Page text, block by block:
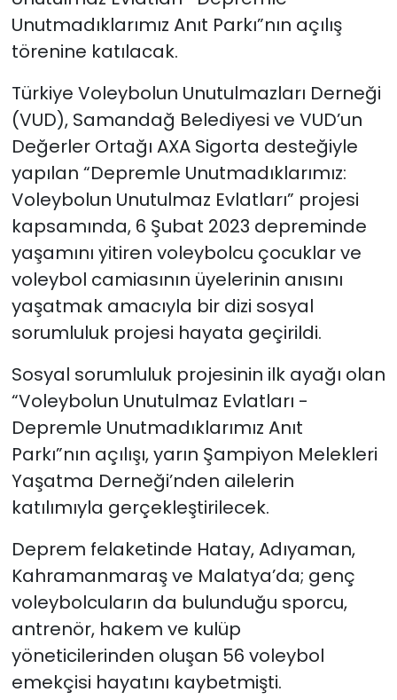
Unutmadıklarımız Anıt Parkı”nın açılış
törenine katılacak.
Türkiye Voleybolun Unutulmazları Derneği
(VUD), Samandağ Belediyesi ve VUD’un
Değerler Ortağı AXA Sigorta desteğiyle
yapılan “Depremle Unutmadıklarımız:
Voleybolun Unutulmaz Evlatları” projesi
kapsamında, 6 Şubat 2023 depreminde
yaşamını yitiren voleybolcu çocuklar ve
voleybol camiasının üyelerinin anısını
yaşatmak amacıyla bir dizi sosyal
sorumluluk projesi hayata geçirildi.
Sosyal sorumluluk projesinin ilk ayağı olan
“Voleybolun Unutulmaz Evlatları -
Depremle Unutmadıklarımız Anıt
Parkı”nın açılışı, yarın Şampiyon Melekleri
Yaşatma Derneği’nden ailelerin
katılımıyla gerçekleştirilecek.
Deprem felaketinde Hatay, Adıyaman,
Kahramanmaraş ve Malatya’da; genç
voleybolcuların da bulunduğu sporcu,
antrenör, hakem ve kulüp
yöneticilerinden oluşan 56 voleybol
emekçisi hayatını kaybetmişti.